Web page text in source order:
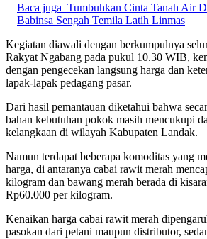
Baca juga Tumbuhkan Cinta Tanah Air
Babinsa Sengah Temila Latih Linmas
Kegiatan diawali dengan berkumpulnya
Rakyat Ngabang pada pukul 10.30 WIB,
dengan pengecekan langsung harga dan
lapak-lapak pedagang pasar.
Dari hasil pemantauan diketahui bahwa
bahan kebutuhan pokok masih mencukupi
kelangkaan di wilayah Kabupaten Landak.
Namun terdapat beberapa komoditas yang
harga, di antaranya cabai rawit merah
kilogram dan bawang merah berada di
Rp60.000 per kilogram.
Kenaikan harga cabai rawit merah
pasokan dari petani maupun distributor,